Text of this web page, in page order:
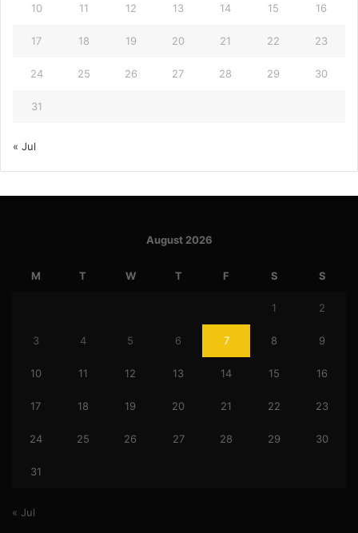
10 11 12 13 14 15 16
17 18 19 20 21 22 23
24 25 26 27 28 29 30
31
« Jul
August 2026
M T W T F S S
1 2
3 4 5 6 7 8 9
10 11 12 13 14 15 16
17 18 19 20 21 22 23
24 25 26 27 28 29 30
31
« Jul